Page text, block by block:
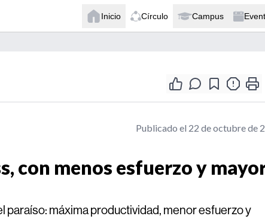
Inicio Círculo Campus
Publicado el 22 de octubre de
con menos esfuerzo y
paraíso: máxima productividad, menor esfuerzo y